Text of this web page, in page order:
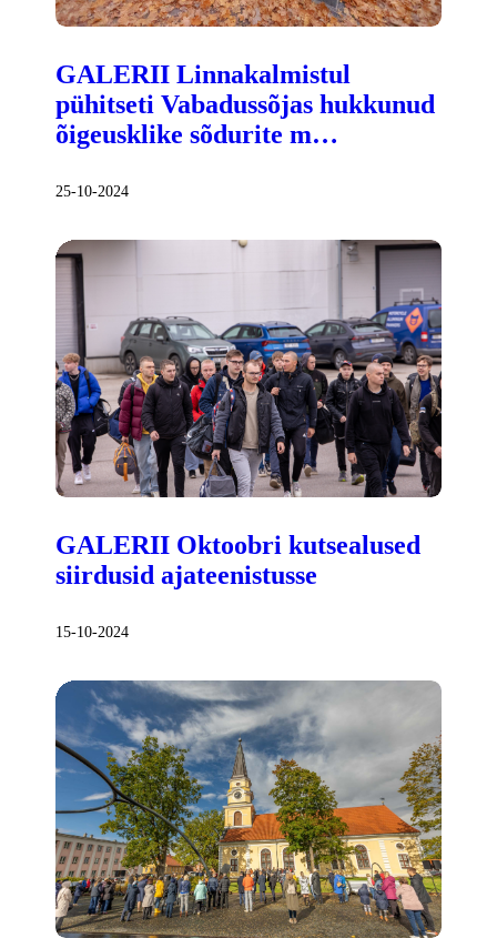
GALERII Linnakalmistul
pühitseti Vabadussõjas hukkunud
õigeusklike sõdurite m…
25-10-2024
GALERII Oktoobri kutsealused
siirdusid ajateenistusse
15-10-2024